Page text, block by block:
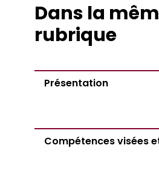
Dans la
rubrique
Présentation
Compétences visées